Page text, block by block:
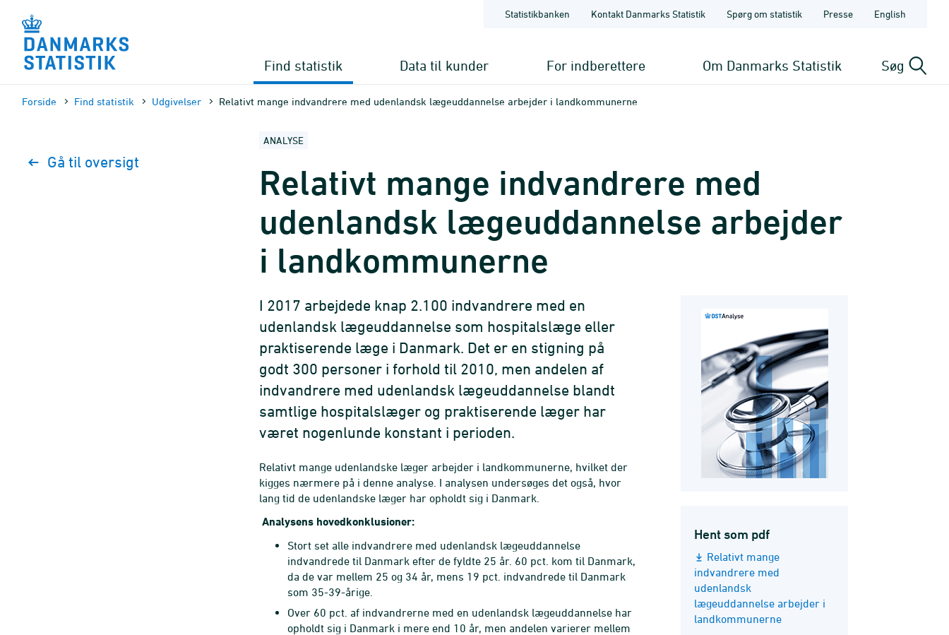
sidens
indhold
Statistikbanken Kontakt Danmarks Statistik Spørg om statistik Presse English
Find statistik Data til kunder For indberettere Om Danmarks Statistik Søg
Forside Find statistik Udgivelser Relativt mange indvandrere med udenlandsk lægeuddannelse arbejder i landkommunerne
Gå til oversigt
ANALYSE
Relativt mange indvandrere med
udenlandsk lægeuddannelse arbejder
i landkommunerne
I 2017 arbejdede knap 2.100 indvandrere med en
udenlandsk lægeuddannelse som hospitalslæge eller
praktiserende læge i Danmark. Det er en stigning på
godt 300 personer i forhold til 2010, men andelen af
indvandrere med udenlandsk lægeuddannelse blandt
samtlige hospitalslæger og praktiserende læger har
været nogenlunde konstant i perioden.
Relativt mange udenlandske læger arbejder i landkommunerne, hvilket der
kigges nær­mere på i denne analyse. I analysen undersøges det også, hvor
lang tid de udenlandske læger har opholdt sig i Danmark.
Analysens hovedkonklusioner:
Stort set alle indvandrere med udenlandsk lægeuddannelse
indvandrede til Danmark efter de fyldte 25 år. 60 pct. kom til Danmark,
da de var mellem 25 og 34 år, mens 19 pct. ind­vandrede til Danmark
som 35-39-årige.
Over 60 pct. af indvandrerne med en udenlandsk lægeuddannelse har
opholdt sig i Dan­mark i mere end 10 år, men andelen varierer mellem
Hent som pdf
Relativt mange
indvandrere med
udenlandsk
lægeuddannelse arbejder i
landkommunerne